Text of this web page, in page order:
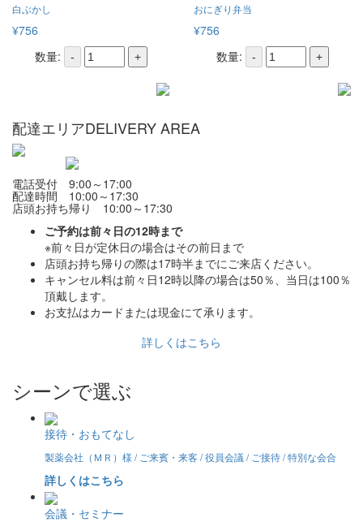
白ぶかし
¥756
数量:
- +
おにぎり弁当
¥756
数量:
- +
配達エリアDELIVERY AREA
電話受付 9:00～17:00
配達時間 10:00～17:30
店頭お持ち帰り 10:00～17:30
ご予約は前々日の12時まで
※前々日が定休日の場合はその前日まで
店頭お持ち帰りの際は17時半までにご来店ください。
キャンセル料は前々日12時以降の場合は50％、当日は100％
頂戴します。
お支払はカードまたは現金にて承ります。
詳しくはこちら
シーンで選ぶ
接待・おもてなし
製薬会社（ＭＲ）様 / ご来賓・来客 / 役員会議 / ご接待 / 特別な会合
詳しくはこちら
会議・セミナー